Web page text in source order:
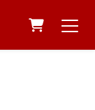
Warenkorb